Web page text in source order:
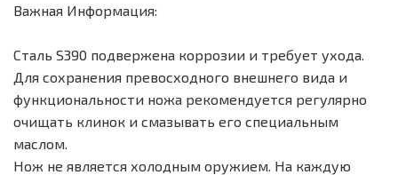
Важная Информация:
Сталь S390 подвержена коррозии и требует ухода.
Для сохранения превосходного внешнего вида и
функциональности ножа рекомендуется регулярно
очищать клинок и смазывать его специальным
маслом.
Нож не является холодным оружием. На каждую